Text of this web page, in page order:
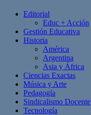
Editorial
Educ + Acción
Gestión Educativa
Historia
América
Argentina
Asia y África
Ciencias Exactas
Música y Arte
Pedagogía
Sindicalismo Docente
Tecnología